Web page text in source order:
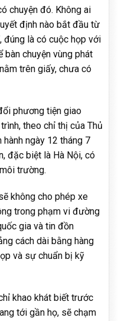
chuyện đó. Không ai
định nào bắt đầu từ
đúng là có cuộc họp với
bàn chuyện vùng phát
trên giấy, chưa có
phương tiện giao
theo chỉ thị của Thủ
ngày 12 tháng 7
đặc biệt là Hà Nội, có
trường.
không cho phép xe
trong phạm vi đường
gia và tin đồn
cách dài bằng hàng
và sự chuẩn bị kỹ
khao khát biết trước
tới gần họ, sẽ chạm